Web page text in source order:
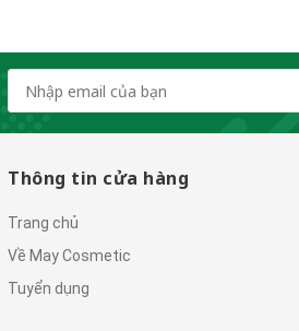
Thông tin cửa hàng
Trang chủ
Về May Cosmetic
Tuyển dụng